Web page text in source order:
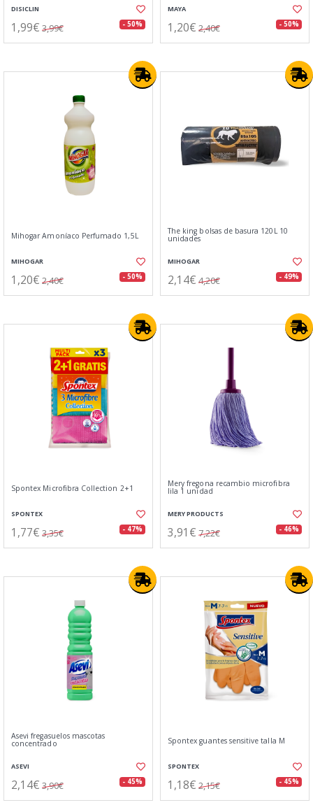
DISICLIN
1,99€ 3,99€ - 50%
MAYA
1,20€ 2,40€ - 50%
Mihogar Amoníaco Perfumado 1,5L
MIHOGAR
1,20€ 2,40€ - 50%
The king bolsas de basura 120L 10
unidades
MIHOGAR
2,14€ 4,20€ - 49%
Spontex Microfibra Collection 2+1
SPONTEX
1,77€ 3,35€ - 47%
Mery fregona recambio microfibra
lila 1 unidad
MERY PRODUCTS
3,91€ 7,22€ - 46%
Asevi fregasuelos mascotas
concentrado
ASEVI
2,14€ 3,90€ - 45%
Spontex guantes sensitive talla M
SPONTEX
1,18€ 2,15€ - 45%